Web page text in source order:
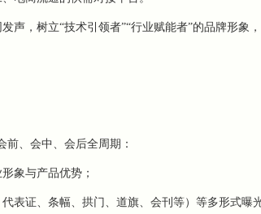
声，树立“技术引领者”“行业赋能者”的品牌形象
、会中、会后全周期：
象与产品优势；
表证、条幅、拱门、道旗、会刊等）等多形式曝